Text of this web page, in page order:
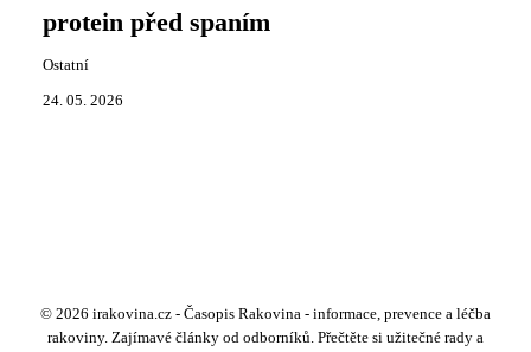
protein před spaním
Ostatní
24. 05. 2026
© 2026 irakovina.cz - Časopis Rakovina - informace, prevence a léčba
rakoviny. Zajímavé články od odborníků. Přečtěte si užitečné rady a